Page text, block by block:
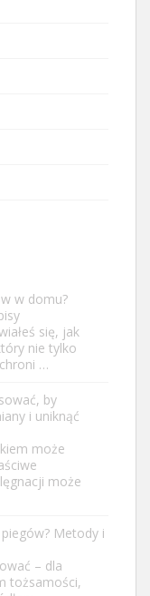
w domu?
się, jak
nie tylko
…
by
i uniknąć
może
może
Metody i
– dla
tożsamości,